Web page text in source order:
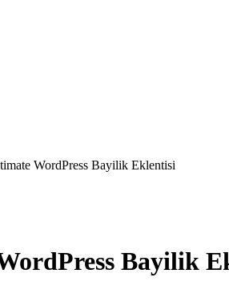
WordPress Bayilik Eklentisi
Bayilik